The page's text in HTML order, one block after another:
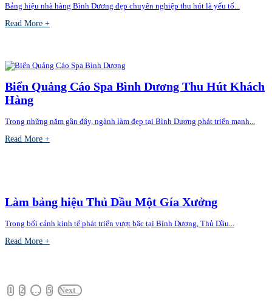
Bảng hiệu nhà hàng Bình Dương đẹp chuyên nghiệp thu hút là yếu tố...
Read More +
Biển Quảng Cáo Spa Bình Dương Thu Hút Khách
Hàng
Trong những năm gần đây, ngành làm đẹp tại Bình Dương phát triển mạnh...
Read More +
Làm bảng hiệu Thủ Dầu Một Gía Xưởng
Trong bối cảnh kinh tế phát triển vượt bậc tại Bình Dương, Thủ Dầu...
Read More +
1 2 … 5 Next